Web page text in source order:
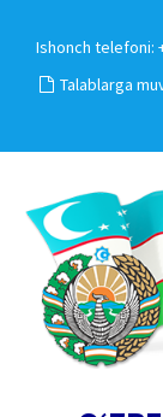
Ishonch telefoni:
Talablarga